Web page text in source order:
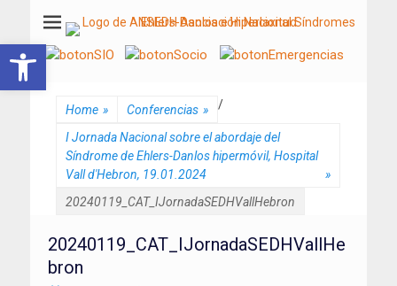
Abrir barra de herramientas
ANSEDH
Asociación Nacional del Síndrome de Ehlers-Danlos e Hiperlaxitud
Home » Conferencias » /
I Jornada Nacional sobre el abordaje del
Síndrome de Ehlers-Danlos hipermóvil, Hospital
Vall d'Hebron, 19.01.2024
»
20240119_CAT_IJornadaSEDHVallHebron
20240119_CAT_IJornadaSEDHVallHe
bron